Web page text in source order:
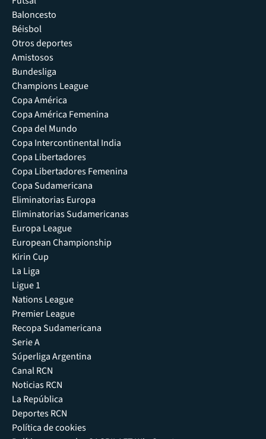
Baloncesto
Béisbol
Otros deportes
Amistosos
Bundesliga
Champions League
Copa América
Copa América Femenina
Copa del Mundo
Copa Intercontinental India
Copa Libertadores
Copa Libertadores Femenina
Copa Sudamericana
Eliminatorias Europa
Eliminatorias Sudamericanas
Europa League
European Championship
Kirin Cup
La Liga
Ligue 1
Nations League
Premier League
Recopa Sudamericana
Serie A
Súperliga Argentina
Canal RCN
Noticias RCN
La República
Deportes RCN
Política de cookies